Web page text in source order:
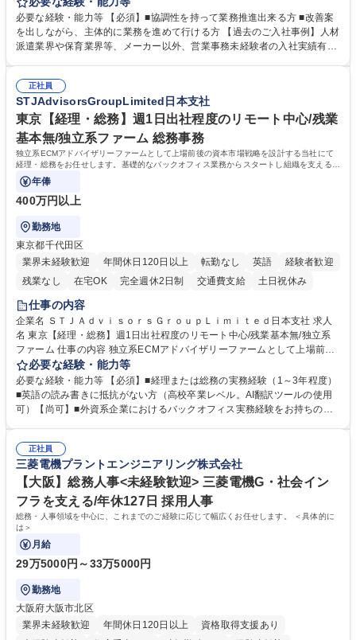
善をお任せ。 【教育制度】ご入社後、育成担当とペアになりながらOJTに
て業務を覚えていただくことが可能です。業務システムがきちんと構築さ
れているため、スムーズに仕事に慣れることができる環境です。また、
募集職種 【大阪・京都・滋賀】営業事務 ※未経験可
必要な経験・能力等 【必須】■協調性を持って業務推進出来る方 ■改善案
を出しながら、主体的に業務を進めて行ける方 【過去のご入社事例】人材
派遣業界や保育業界等、メーカー以外、営業事務未経験者の入社実績有
えて、お客様や社員の状況に合わせ、能動的なサポート、改善の動きも期
待され。組織を支えるスペシャリストとして、チームに貢献し、結果的に
社員から頼られる存在になることができます。平均19:30の退勤以降の業
務の持ち帰りも禁止されており、メリハリのある働き方となります。 学
歴・資格 学歴：大学院 大学 高専 短大 語学力： 資格：
正社員
STJAdvisorsGroupLimited日本支社
東京【経理・総務】週1日出社程度のリモート中心/残業
基本無/独立系ファーム 総務事務
独立系ECMアドバイザリーファームとして上場前後の資本市場戦略を設計する当社にて
経理・総務をお任せします。基礎的なバックオフィス業務からスタートし組織を支える専
任担当として広く活躍できる環境です。
年俸
400万円以上
勤務地
東京都千代田区
業界未経験歓迎
年間休日120日以上 転勤なし 英語
経験者歓迎
残業なし
在宅OK 完全週休2日制 交通費支給 土日祝休み
仕事の内容
企業名 ＳＴＪＡｄｖｉｓｏｒｓＧｒｏｕｐＬｉｍｉｔｅｄ日本支社 求人
名 東京【経理・総務】週1日出社程度のリモート中心/残業基本無/独立系
ファーム 仕事の内容 独立系ECMアドバイザリーファームとして上場前後
の資本市場戦略を設計する当社にて経理・総務をお任せします。基礎的な
バックオフィス業務からスタートし組織を支える専任担当として広く活躍
できる環境です。 ■日常経理、月次および年次決算サポート業務 ■本国
（グローバル）との英文メール対応（AI翻訳ツール等を使用しての対応で
業務をお任せします。残業も基本的には発生せず、ご自身のペースで業務
を進めやすく定着率の高い環境です。 募集職種 東京【経理・総務】週1日
出社程度のリモート中心/残業基本無/独立系ファーム
必要な経験・能力等
必要な経験・能力等 【必須】■経理または総務の実務経験（1～3年程度）
■英語の読み書きに抵抗がない方（高校卒業レベル。AI翻訳ツールの使用
可）【尚可】■外資系企業におけるバックオフィス実務経験をお持ちの方
【働き方について】現在は週4日程度の在宅勤務を実施しており、ワーク
ライフバランスを重視する方に最適な環境です（フルリモートも面接で相
談可）。【求める人物像】幅広いバックオフィス業務に柔軟に対応でき、
社内外と円滑にコミュニケーションを取りながら業務を推進できる方 学
歴・資格 学歴：大学院 大学 高専 短大 専修学校 高校 語学力： 資格：
正社員
三菱電機プラントエンジニアリング株式会社
【大阪】総務人事<未経験歓迎> 三菱電機G・社会イン
フラを支える/年休127日 採用人事
総務・人事領域を中心に、これまでのご経験に応じて幅広くお任せします。 ＜具体的に
は＞
月給
29万5000円～33万5000円
勤務地
大阪府大阪市北区
業界未経験歓迎
年間休日120日以上
資格取得支援あり